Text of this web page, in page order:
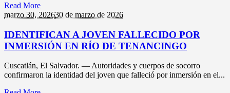
Read More
marzo 30, 202630 de marzo de 2026
IDENTIFICAN A JOVEN FALLECIDO POR
INMERSIÓN EN RÍO DE TENANCINGO
Cuscatlán, El Salvador. — Autoridades y cuerpos de socorro
confirmaron la identidad del joven que falleció por inmersión en el...